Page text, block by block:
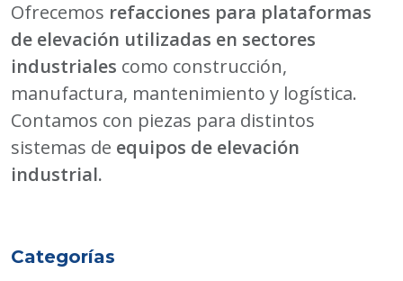
Ofrecemos refacciones para plataformas
de elevación utilizadas en sectores
industriales como construcción,
manufactura, mantenimiento y logística.
Contamos con piezas para distintos
sistemas de equipos de elevación
industrial.
Categorías